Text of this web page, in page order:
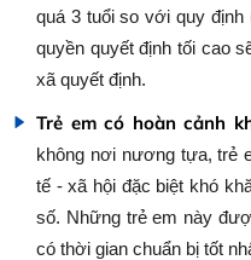
quá 3 tuổi so với quy
quyền quyết định tối cao
xã quyết định.
Trẻ em có hoàn cảnh
không nơi nương tựa, trẻ
tế - xã hội đặc biệt khó
số. Những trẻ em này
có thời gian chuẩn bị tốt